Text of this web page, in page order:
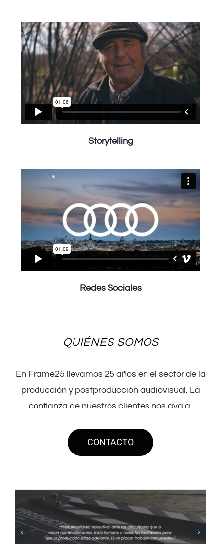
Storytelling
Redes Sociales
QUIÉNES SOMOS
En Frame25 llevamos 25 años en el sector de la
producción y postproducción audiovisual. La
confianza de nuestros clientes nos avala.
CONTACTO